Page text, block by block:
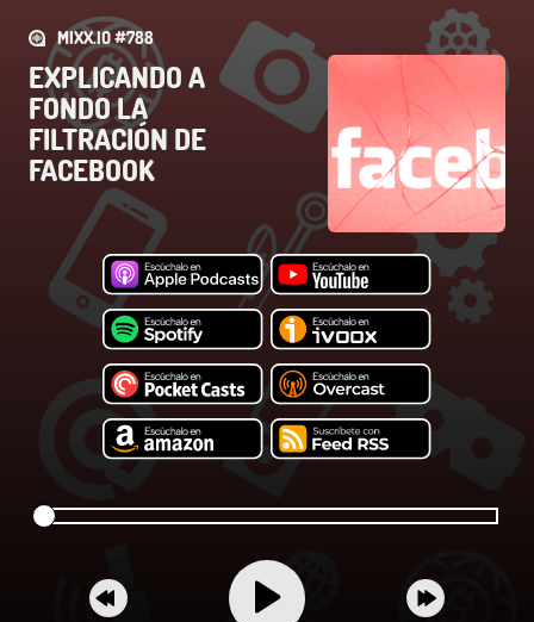
MIXX.IO #788
EXPLICANDO A
FONDO LA
FILTRACIÓN DE
FACEBOOK